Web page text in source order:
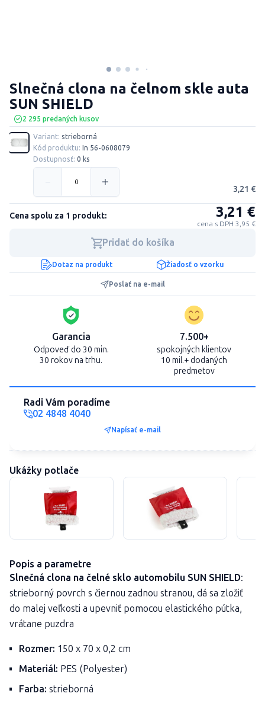
2 295 predaných kusov
Slnečná clona na čelnom skle auta
SUN SHIELD
Variant: strieborná
Kód produktu: In 56-0608079
Dostupnosť: 0 ks
3,21 €
Cena spolu za 1 produkt: 3,21 €
cena s DPH 3,95 €
Pridať do košíka
Dotaz na produkt Žiadosť o vzorku
Poslať na e-mail
Garancia
Odpoveď do 30 min.
30 rokov na trhu.
7.500+
spokojných klientov
10 mil.+ dodaných
predmetov
Radi Vám poradíme
02 4848 4040
Napísať e-mail
Ukážky potlače
Popis a parametre
Slnečná clona na čelné sklo automobilu SUN SHIELD:
strieborný povrch s čiernou zadnou stranou, dá sa zložiť
do malej veľkosti a upevniť pomocou elastického pútka,
vrátane puzdra
Rozmer: 150 x 70 x 0,2 cm
Materiál: PES (Polyester)
Farba: strieborná